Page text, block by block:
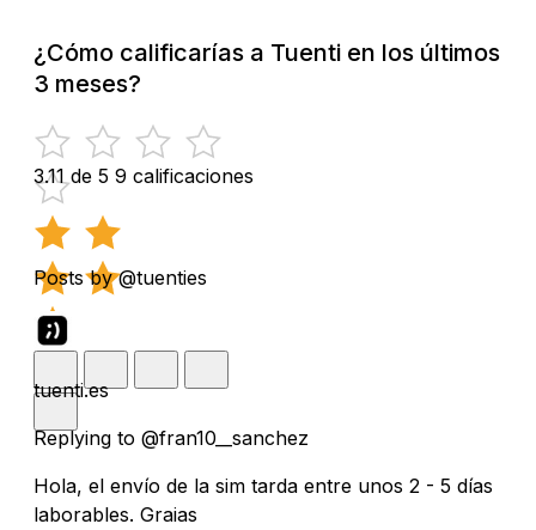
¿Cómo calificarías a Tuenti en los últimos
3 meses?
3.11 de 5 9 calificaciones
Posts by @tuenties
tuenti.es
Replying to @fran10__sanchez
Hola, el envío de la sim tarda entre unos 2 - 5 días
laborables. Graias